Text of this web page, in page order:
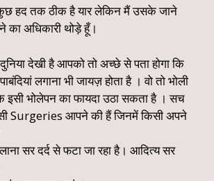
कुछ हद तक ठीक है यार लेकिन मैं उसके जाने
का अधिकारी थोड़े हूँ।
देखी है आपको तो अच्छे से पता होगा कि
लगाना भी जायज़ होता है । वो तो भोली
इसी भोलेपन का फायदा उठा सकता है । सच
Surgeries आपने की हैं जिनमें किसी अपने
लाना सर दर्द से फटा जा रहा है। आदित्य सर